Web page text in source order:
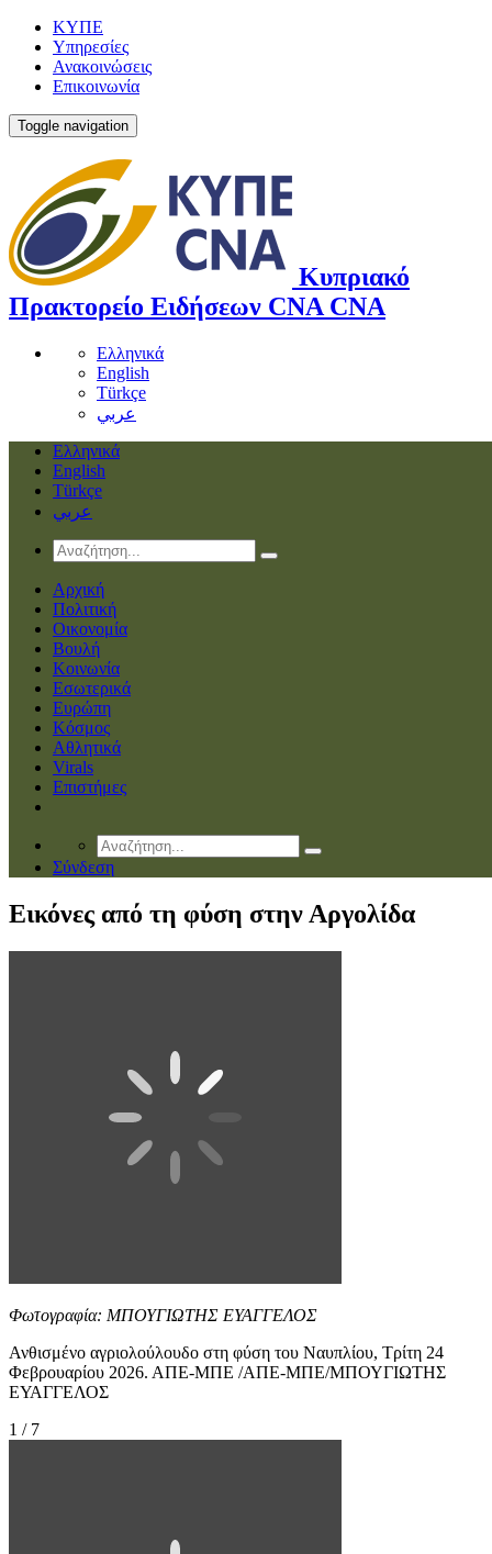
ΚΥΠΕ
Υπηρεσίες
Ανακοινώσεις
Επικοινωνία
Toggle navigation
Κυπριακό
Πρακτορείο Ειδήσεων CNA CNA
Ελληνικά
English
Türkçe
عربي
Ελληνικά
English
Türkçe
عربي
Αρχική
Πολιτική
Οικονομία
Βουλή
Κοινωνία
Εσωτερικά
Ευρώπη
Κόσμος
Αθλητικά
Virals
Επιστήμες
Σύνδεση
Εικόνες από τη φύση στην Αργολίδα
Φωτογραφία: ΜΠΟΥΓΙΩΤΗΣ ΕΥΑΓΓΕΛΟΣ
Ανθισμένο αγριολούλουδο στη φύση του Ναυπλίου, Τρίτη 24
Φεβρουαρίου 2026. ΑΠΕ-ΜΠΕ /ΑΠΕ-ΜΠΕ/ΜΠΟΥΓΙΩΤΗΣ
ΕΥΑΓΓΕΛΟΣ
1 / 7